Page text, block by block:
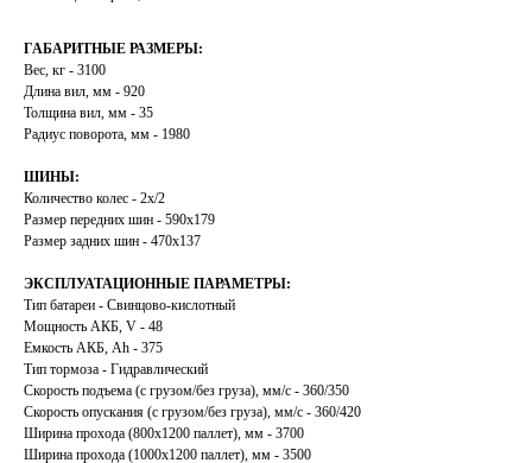
ГАБАРИТНЫЕ РАЗМЕРЫ:
Вес, кг - 3100
Длина вил, мм - 920
Толщина вил, мм - 35
Радиус поворота, мм - 1980
ШИНЫ:
Количество колес - 2х/2
Размер передних шин - 590х179
Размер задних шин - 470х137
ЭКСПЛУАТАЦИОННЫЕ ПАРАМЕТРЫ:
Тип батареи - Свинцово-кислотный
Мощность АКБ, V - 48
Емкость АКБ, Ah - 375
Тип тормоза - Гидравлический
Скорость подъема (с грузом/без груза), мм/с - 360/350
Скорость опускания (с грузом/без груза), мм/с - 360/420
Ширина прохода (800х1200 паллет), мм - 3700
Ширина прохода (1000х1200 паллет), мм - 3500